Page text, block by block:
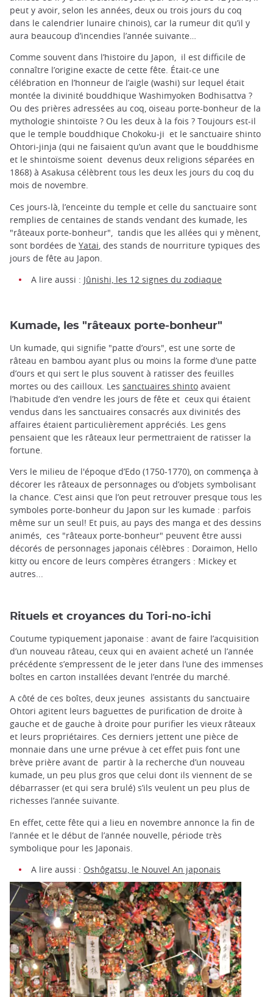
peut y avoir, selon les années, deux ou trois jours du coq
dans le calendrier lunaire chinois), car la rumeur dit qu’il y
aura beaucoup d’incendies l’année suivante…
Comme souvent dans l’histoire du Japon, il est difficile de
connaître l’origine exacte de cette fête. Était-ce une
célébration en l’honneur de l’aigle (washi) sur lequel était
montée la divinité bouddhique Washimyoken Bodhisattva ?
Ou des prières adressées au coq, oiseau porte-bonheur de la
mythologie shintoïste ? Ou les deux à la fois ? Toujours est-il
que le temple bouddhique Chokoku-ji et le sanctuaire shinto
Ohtori-jinja (qui ne faisaient qu’un avant que le bouddhisme
et le shintoïsme soient devenus deux religions séparées en
1868) à Asakusa célèbrent tous les deux les jours du coq du
mois de novembre.
Ces jours-là, l’enceinte du temple et celle du sanctuaire sont
remplies de centaines de stands vendant des kumade, les
"râteaux porte-bonheur", tandis que les allées qui y mènent,
sont bordées de Yatai , des stands de nourriture typiques des
jours de fête au Japon.
A lire aussi : Jûnishi, les 12 signes du zodiaque
Kumade, les "râteaux porte-bonheur"
Un kumade, qui signifie "patte d’ours", est une sorte de
râteau en bambou ayant plus ou moins la forme d’une patte
d’ours et qui sert le plus souvent à ratisser des feuilles
mortes ou des cailloux. Les sanctuaires shinto avaient
l’habitude d’en vendre les jours de fête et ceux qui étaient
vendus dans les sanctuaires consacrés aux divinités des
affaires étaient particulièrement appréciés. Les gens
pensaient que les râteaux leur permettraient de ratisser la
fortune.
Vers le milieu de l'époque d’Edo (1750-1770), on commença à
décorer les râteaux de personnages ou d’objets symbolisant
la chance. C’est ainsi que l’on peut retrouver presque tous les
symboles porte-bonheur du Japon sur les kumade : parfois
même sur un seul! Et puis, au pays des manga et des dessins
animés, ces "râteaux porte-bonheur" peuvent être aussi
décorés de personnages japonais célèbres : Doraimon, Hello
kitty ou encore de leurs compères étrangers : Mickey et
autres...
Rituels et croyances du Tori-no-ichi
Coutume typiquement japonaise : avant de faire l’acquisition
d’un nouveau râteau, ceux qui en avaient acheté un l’année
précédente s’empressent de le jeter dans l’une des immenses
boîtes en carton installées devant l’entrée du marché.
A côté de ces boîtes, deux jeunes assistants du sanctuaire
Ohtori agitent leurs baguettes de purification de droite à
gauche et de gauche à droite pour purifier les vieux râteaux
et leurs propriétaires. Ces derniers jettent une pièce de
monnaie dans une urne prévue à cet effet puis font une
brève prière avant de partir à la recherche d’un nouveau
kumade, un peu plus gros que celui dont ils viennent de se
débarrasser (et qui sera brulé) s’ils veulent un peu plus de
richesses l’année suivante.
En effet, cette fête qui a lieu en novembre annonce la fin de
l’année et le début de l’année nouvelle, période très
symbolique pour les Japonais.
A lire aussi : Oshôgatsu, le Nouvel An japonais